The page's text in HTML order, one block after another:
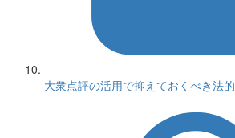
大衆点評の活用で抑えておくべき法